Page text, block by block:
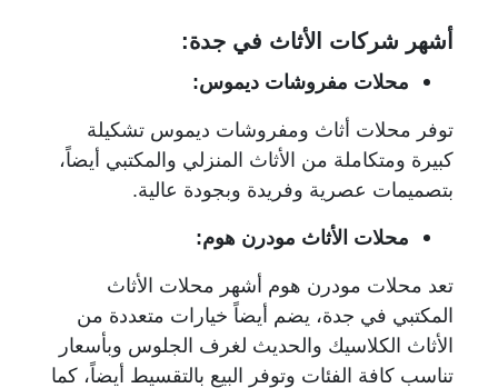
أشهر شركات الأثاث في جدة:
محلات مفروشات ديموس:
توفر محلات أثاث ومفروشات ديموس تشكيلة
كبيرة ومتكاملة من الأثاث المنزلي والمكتبي أيضاً،
بتصميمات عصرية وفريدة وبجودة عالية.
محلات الأثاث مودرن هوم:
تعد محلات مودرن هوم أشهر محلات الأثاث
المكتبي في جدة، يضم أيضاً خيارات متعددة من
الأثاث الكلاسيك والحديث لغرف الجلوس وبأسعار
تناسب كافة الفئات وتوفر البيع بالتقسيط أيضاً، كما